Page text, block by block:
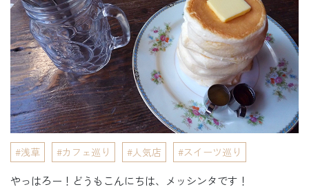
浅草 カフェ巡り 人気店 スイーツ巡り
やっはろー！どうもこんにちは、メッシンタです！